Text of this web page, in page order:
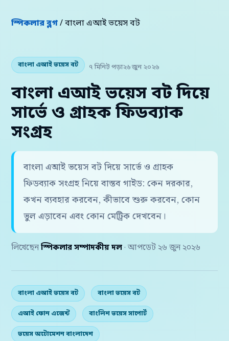
স্পিকলার ব্লগ/ বাংলা এআই ভয়েস বট
বাংলা এআই ভয়েস বট ৭ মিনিট পড়া২৬ জুন ২০২৬
বাংলা এআই ভয়েস বট দিয়ে
সার্ভে ও গ্রাহক ফিডব্যাক
সংগ্রহ
বাংলা এআই ভয়েস বট দিয়ে সার্ভে ও গ্রাহক
ফিডব্যাক সংগ্রহ নিয়ে বাস্তব গাইড: কেন দরকার,
কখন ব্যবহার করবেন, কীভাবে শুরু করবেন, কোন
ভুল এড়াবেন এবং কোন মেট্রিক দেখবেন।
লিখেছেন স্পিকলার সম্পাদকীয় দল · আপডেট ২৬ জুন ২০২৬
বাংলা এআই ভয়েস বট বাংলা ভয়েস বট
এআই ফোন এজেন্ট বাংলিশ ভয়েস সাপোর্ট
ভয়েস অটোমেশন বাংলাদেশ